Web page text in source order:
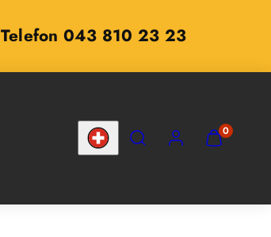
Telefon 043 810 23 23
Land/Region
SUCHEN
MEINEN
)
0